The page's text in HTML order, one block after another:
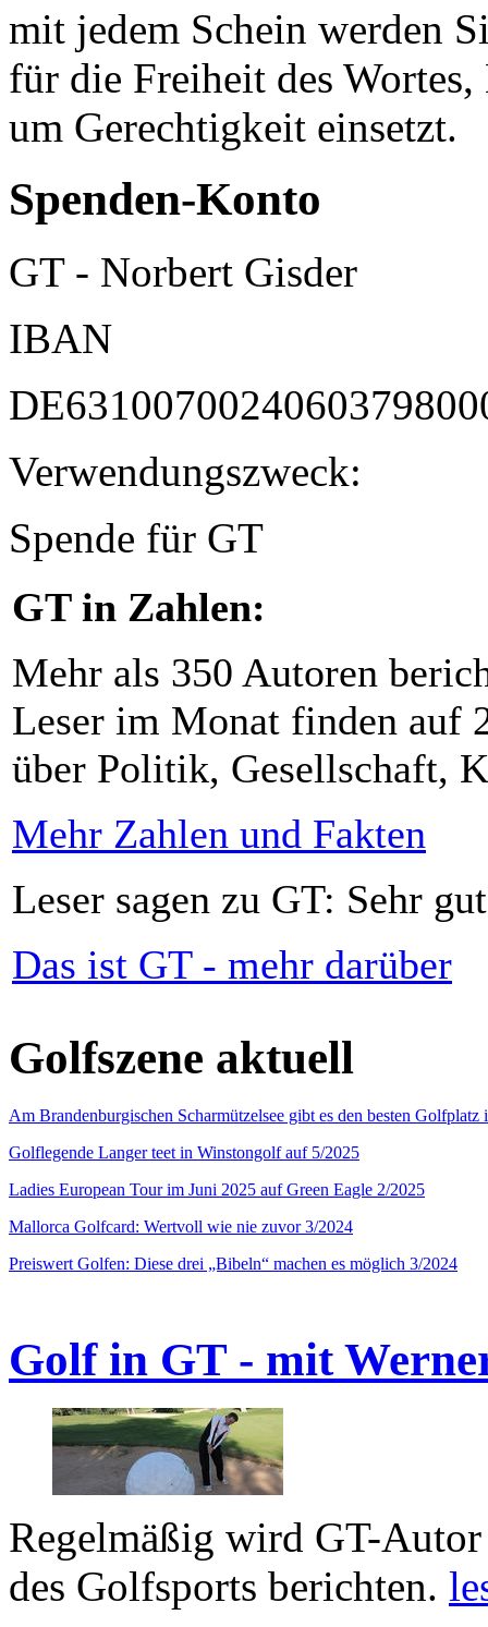
mit jedem Schein werden
für die Freiheit des
um Gerechtigkeit einsetzt.
Spenden-Konto
GT - Norbert Gisder
IBAN
Verwendungszweck:
Spende für GT
GT in Zahlen:
Mehr als 350 Autoren
Leser im Monat finden auf
über Politik, Gesellschaft,
Mehr Zahlen und Fakten
Leser sagen zu GT: Sehr
Das ist GT - mehr darüber
Golfszene aktuell
Am Brandenburgischen Scharmützelsee gibt es den besten
Golflegende Langer teet in Winstongolf auf 5/2025
Ladies European Tour im Juni 2025 auf Green Eagle 2/2025
Mallorca Golfcard: Wertvoll wie nie zuvor 3/2024
Preiswert Golfen: Diese drei „Bibeln“ machen es möglich 3/2024
Golf in GT - mit
Regelmäßig wird GT-
des Golfsports berichten.